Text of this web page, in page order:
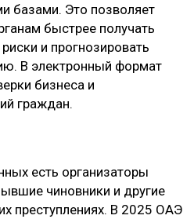
базами. Это позволяет
быстрее получать
и прогнозировать
В электронный формат
бизнеса и
граждан.
есть организаторы
чиновники и другие
преступлениях. В 2025 ОАЭ